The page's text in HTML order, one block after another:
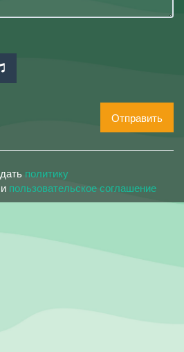
Отправить
политику
и пользовательское соглашение